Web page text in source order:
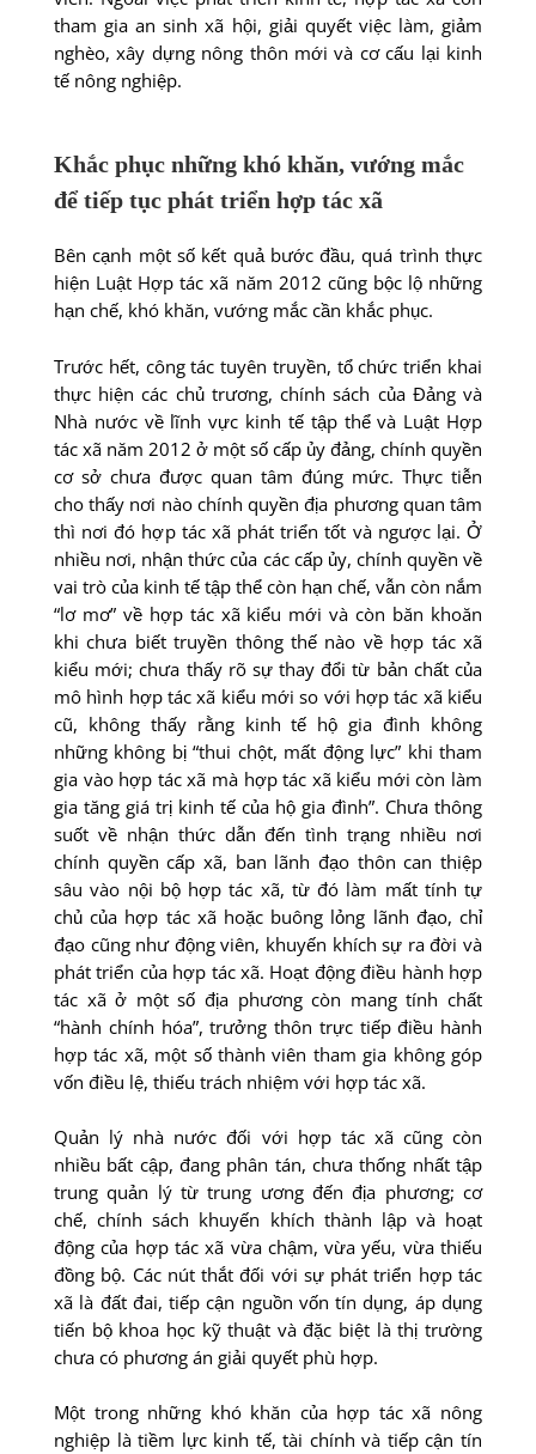
tham gia an sinh xã hội, giải quyết việc làm, giảm
nghèo, xây dựng nông thôn mới và cơ cấu lại kinh
tế nông nghiệp.
Khắc phục những khó khăn, vướng mắc
để tiếp tục phát triển hợp tác xã
Bên cạnh một số kết quả bước đầu, quá trình thực
hiện Luật Hợp tác xã năm 2012 cũng bộc lộ những
hạn chế, khó khăn, vướng mắc cần khắc phục.
Trước hết, công tác tuyên truyền, tổ chức triển khai
thực hiện các chủ trương, chính sách của Đảng và
Nhà nước về lĩnh vực kinh tế tập thể và Luật Hợp
tác xã năm 2012 ở một số cấp ủy đảng, chính quyền
cơ sở chưa được quan tâm đúng mức. Thực tiễn
cho thấy nơi nào chính quyền địa phương quan tâm
thì nơi đó hợp tác xã phát triển tốt và ngược lại. Ở
nhiều nơi, nhận thức của các cấp ủy, chính quyền về
vai trò của kinh tế tập thể còn hạn chế, vẫn còn nắm
“lơ mơ” về hợp tác xã kiểu mới và còn băn khoăn
khi chưa biết truyền thông thế nào về hợp tác xã
kiểu mới; chưa thấy rõ sự thay đổi từ bản chất của
mô hình hợp tác xã kiểu mới so với hợp tác xã kiểu
cũ, không thấy rằng kinh tế hộ gia đình không
những không bị “thui chột, mất động lực” khi tham
gia vào hợp tác xã mà hợp tác xã kiểu mới còn làm
gia tăng giá trị kinh tế của hộ gia đình”. Chưa thông
suốt về nhận thức dẫn đến tình trạng nhiều nơi
chính quyền cấp xã, ban lãnh đạo thôn can thiệp
sâu vào nội bộ hợp tác xã, từ đó làm mất tính tự
chủ của hợp tác xã hoặc buông lỏng lãnh đạo, chỉ
đạo cũng như động viên, khuyến khích sự ra đời và
phát triển của hợp tác xã. Hoạt động điều hành hợp
tác xã ở một số địa phương còn mang tính chất
“hành chính hóa”, trưởng thôn trực tiếp điều hành
hợp tác xã, một số thành viên tham gia không góp
vốn điều lệ, thiếu trách nhiệm với hợp tác xã.
Quản lý nhà nước đối với hợp tác xã cũng còn
nhiều bất cập, đang phân tán, chưa thống nhất tập
trung quản lý từ trung ương đến địa phương; cơ
chế, chính sách khuyến khích thành lập và hoạt
động của hợp tác xã vừa chậm, vừa yếu, vừa thiếu
đồng bộ. Các nút thắt đối với sự phát triển hợp tác
xã là đất đai, tiếp cận nguồn vốn tín dụng, áp dụng
tiến bộ khoa học kỹ thuật và đặc biệt là thị trường
chưa có phương án giải quyết phù hợp.
Một trong những khó khăn của hợp tác xã nông
nghiệp là tiềm lực kinh tế, tài chính và tiếp cận tín